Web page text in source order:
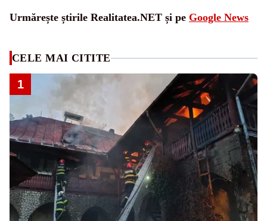
Urmărește știrile Realitatea.NET și pe Google News
CELE MAI CITITE
1